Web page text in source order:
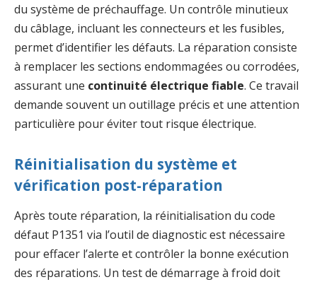
du système de préchauffage. Un contrôle minutieux
du câblage, incluant les connecteurs et les fusibles,
permet d’identifier les défauts. La réparation consiste
à remplacer les sections endommagées ou corrodées,
assurant une continuité électrique fiable. Ce travail
demande souvent un outillage précis et une attention
particulière pour éviter tout risque électrique.
Réinitialisation du système et
vérification post-réparation
Après toute réparation, la réinitialisation du code
défaut P1351 via l’outil de diagnostic est nécessaire
pour effacer l’alerte et contrôler la bonne exécution
des réparations. Un test de démarrage à froid doit